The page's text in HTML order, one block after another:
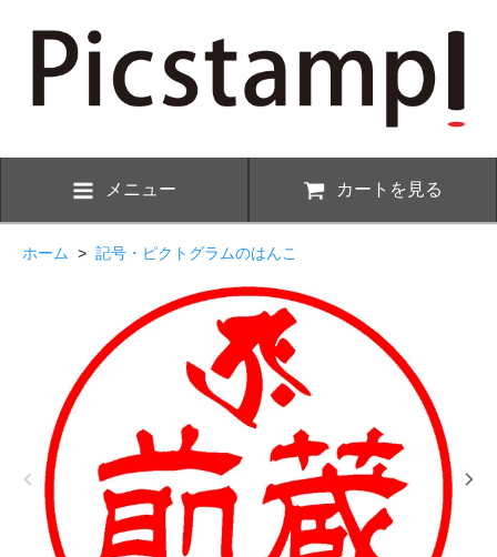
メニュー カートを見る
ホーム > 記号・ピクトグラムのはんこ